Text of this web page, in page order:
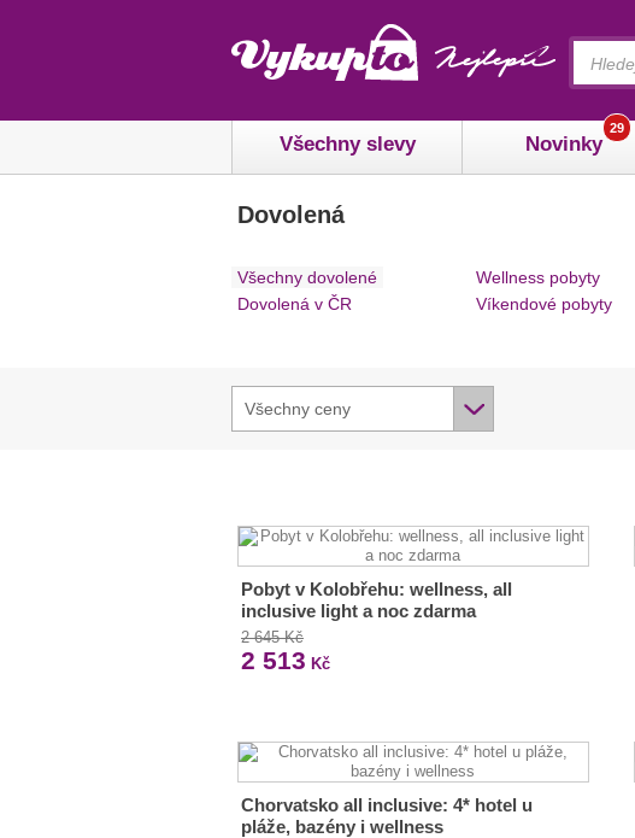
Všechny slevy Novinky
29
Dovolená
Všechny dovolené
Dovolená v ČR
Wellness pobyty
Víkendové pobyty
Všechny ceny
Pobyt v Kolobřehu: wellness, all
inclusive light a noc zdarma
2 645 Kč
2 513 Kč
Chorvatsko all inclusive: 4* hotel u
pláže, bazény i wellness